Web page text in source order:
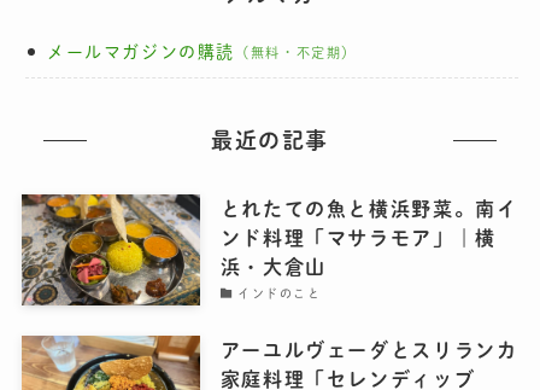
メールマガジンの購読 （無料・不定期）
最近の記事
とれたての魚と横浜野菜。南イ
ンド料理「マサラモア」｜横
浜・大倉山
インドのこと
アーユルヴェーダとスリランカ
家庭料理「セレンディッブ